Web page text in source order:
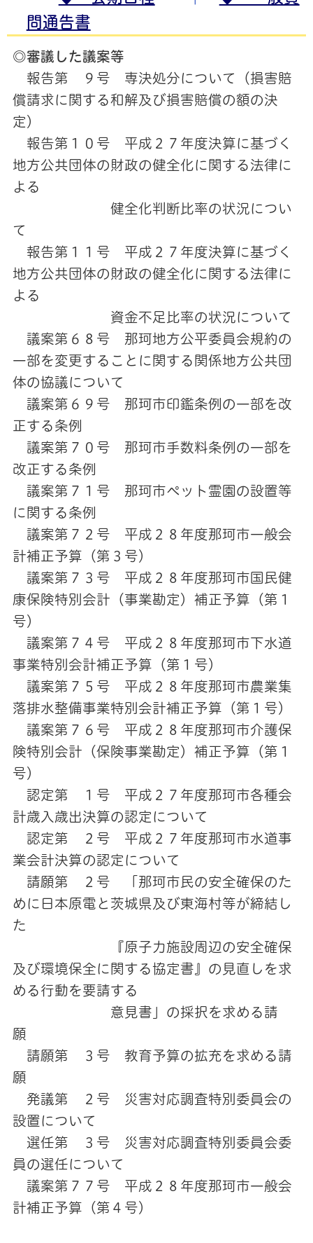
問通告書
◎審議した議案等
報告第 ９号 専決処分について（損害賠
償請求に関する和解及び損害賠償の額の決
定）
報告第１０号 平成２７年度決算に基づく
地方公共団体の財政の健全化に関する法律に
よる
健全化判断比率の状況につい
て
報告第１１号 平成２７年度決算に基づく
地方公共団体の財政の健全化に関する法律に
よる
資金不足比率の状況について
議案第６８号 那珂地方公平委員会規約の
一部を変更することに関する関係地方公共団
体の協議について
議案第６９号 那珂市印鑑条例の一部を改
正する条例
議案第７０号 那珂市手数料条例の一部を
改正する条例
議案第７１号 那珂市ペット霊園の設置等
に関する条例
議案第７２号 平成２８年度那珂市一般会
計補正予算（第３号）
議案第７３号 平成２８年度那珂市国民健
康保険特別会計（事業勘定）補正予算（第１
号）
議案第７４号 平成２８年度那珂市下水道
事業特別会計補正予算（第１号）
議案第７５号 平成２８年度那珂市農業集
落排水整備事業特別会計補正予算（第１号）
議案第７６号 平成２８年度那珂市介護保
険特別会計（保険事業勘定）補正予算（第１
号）
認定第 １号 平成２７年度那珂市各種会
計歳入歳出決算の認定について
認定第 ２号 平成２７年度那珂市水道事
業会計決算の認定について
請願第 ２号 「那珂市民の安全確保のた
めに日本原電と茨城県及び東海村等が締結し
た
『原子力施設周辺の安全確保
及び環境保全に関する協定書』の見直しを求
める行動を要請する
意見書」の採択を求める請
願
請願第 ３号 教育予算の拡充を求める請
願
発議第 ２号 災害対応調査特別委員会の
設置について
選任第 ３号 災害対応調査特別委員会委
員の選任について
議案第７７号 平成２８年度那珂市一般会
計補正予算（第４号）